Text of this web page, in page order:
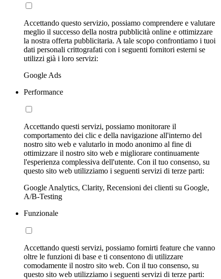
Accettando questo servizio, possiamo comprendere e valutare
meglio il successo della nostra pubblicità online e ottimizzare
la nostra offerta pubblicitaria. A tale scopo confrontiamo i tuoi
dati personali crittografati con i seguenti fornitori esterni se
utilizzi già i loro servizi:
Google Ads
Performance
Accettando questi servizi, possiamo monitorare il
comportamento dei clic e della navigazione all'interno del
nostro sito web e valutarlo in modo anonimo al fine di
ottimizzare il nostro sito web e migliorare continuamente
l'esperienza complessiva dell'utente. Con il tuo consenso, su
questo sito web utilizziamo i seguenti servizi di terze parti:
Google Analytics, Clarity, Recensioni dei clienti su Google,
A/B-Testing
Funzionale
Accettando questi servizi, possiamo fornirti feature che vanno
oltre le funzioni di base e ti consentono di utilizzare
comodamente il nostro sito web. Con il tuo consenso, su
questo sito web utilizziamo i seguenti servizi di terze parti: